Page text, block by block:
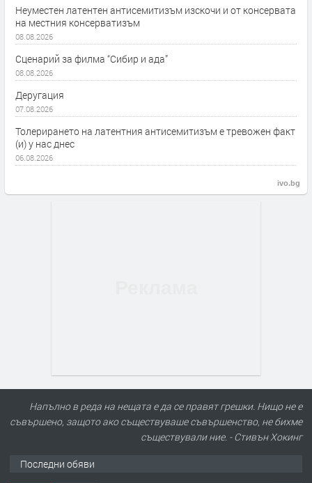
Неуместен латентен антисемитизъм изскочи и от консервата
на местния консерватизъм
08.08.2026
Сценарий за филма “Сибир и ада”
08.08.2026
Деругация
07.08.2026
Толерирането на латентния антисемитизъм е тревожен факт
(и) у нас днес
06.08.2026
ivo.bg
Напълно в реда на нещата е да се правят грешки. Нищо не е
съвършено, защото ако съществуваше съвършенство, не бихме
съществували ние. - Стивън Хокинг
Последни обяви